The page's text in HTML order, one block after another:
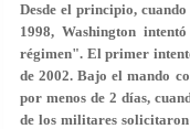
Desde el principio,
1998, Washington
régimen". El primer
de 2002. Bajo el mando
por menos de 2 días,
de los militares